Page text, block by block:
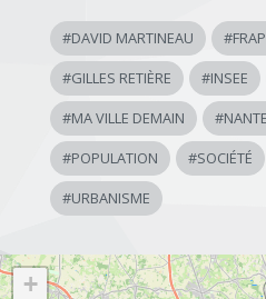
#DAVID MARTINEAU #
#GILLES RETIÈRE #INSEE
#MA VILLE DEMAIN #
#POPULATION #SOCIÉTÉ
#URBANISME
+